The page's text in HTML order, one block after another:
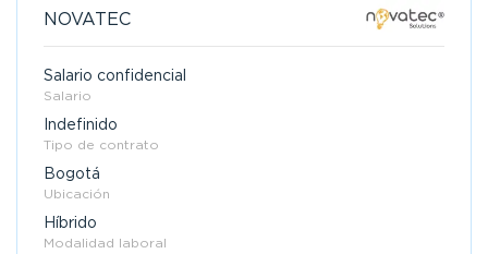
NOVATEC
Salario confidencial
Salario
Indefinido
Tipo de contrato
Bogotá
Ubicación
Híbrido
Modalidad laboral